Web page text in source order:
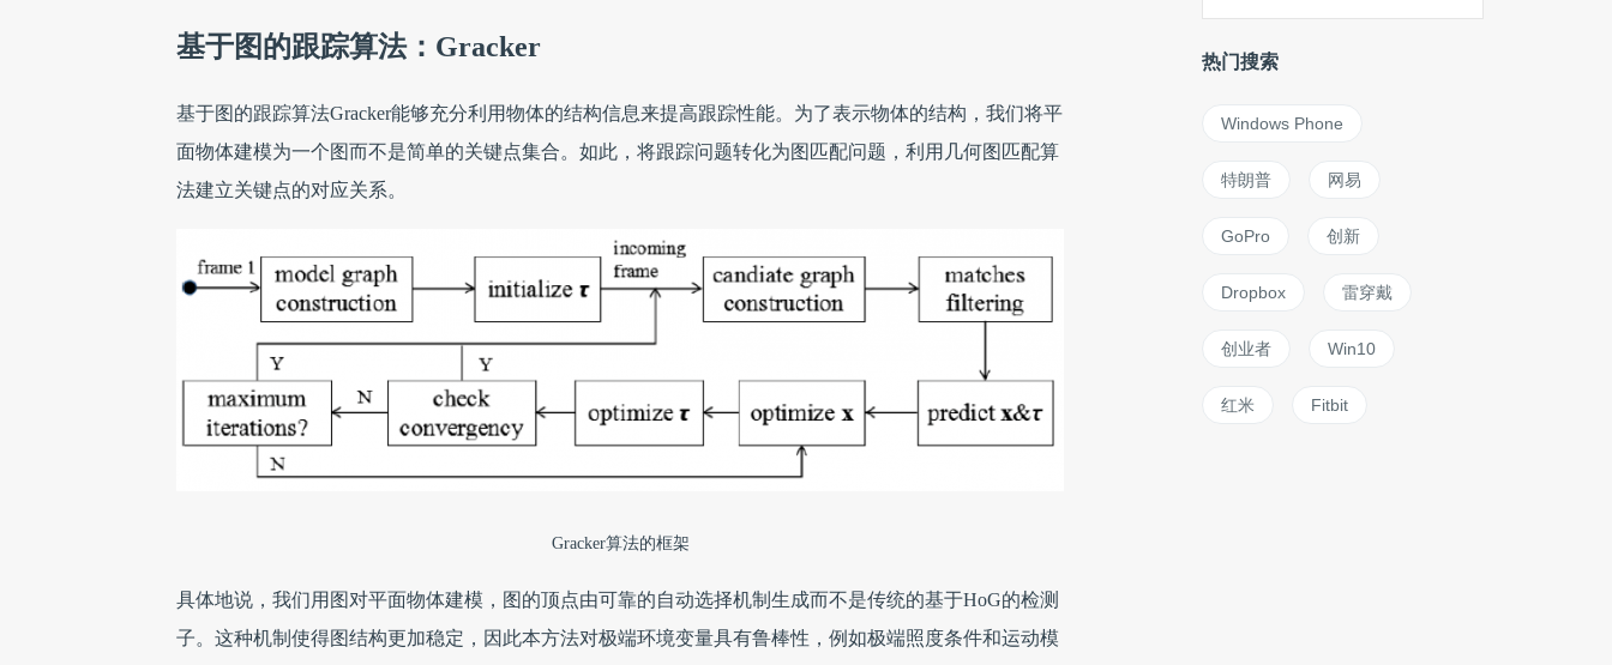
基于图的跟踪算法：Gracker
基于图的跟踪算法Gracker能够充分利用物体的结构信息来提高跟踪性能。为了表示物体的结构，我们将平
面物体建模为一个图而不是简单的关键点集合。如此，将跟踪问题转化为图匹配问题，利用几何图匹配算
法建立关键点的对应关系。
Gracker算法的框架
具体地说，我们用图对平面物体建模，图的顶点由可靠的自动选择机制生成而不是传统的基于HoG的检测
子。这种机制使得图结构更加稳定，因此本方法对极端环境变量具有鲁棒性，例如极端照度条件和运动模
热门搜索
Windows Phone
特朗普 网易
GoPro 创新
Dropbox 雷穿戴
创业者 Win10
红米 Fitbit